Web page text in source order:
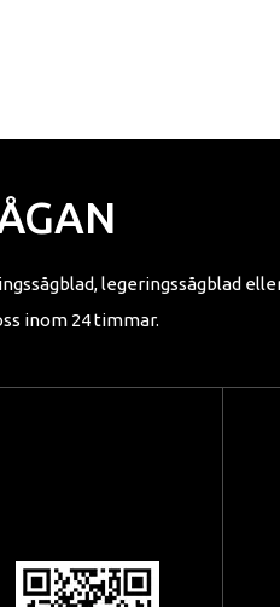
legeringssågblad
inom 24 timmar.